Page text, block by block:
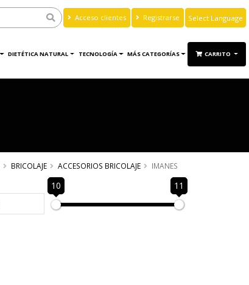
Acceso clientes Registrarse
Translate
DIETÉTICA NATURAL TECNOLOGÍA MÁS CATEGORÍAS CARRITO
BRICOLAJE ACCESORIOS BRICOLAJE IMANES
10 11